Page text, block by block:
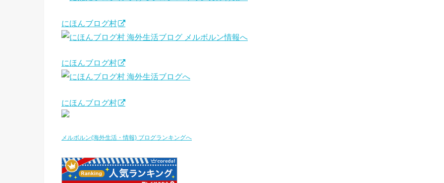
にほんブログ村
にほんブログ村
にほんブログ村
メルボルン(海外生活・情報) ブログランキングへ